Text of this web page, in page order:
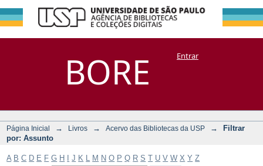
BORE
Filtrar por:
Assunto
DSpace/Manakin + CoriscoEntrar
Página Inicial → Livros → Acervo das Bibliotecas da USP →
Filtrar
por: Assunto
A B C D E F G H J K M N O P Q R S T U V W X Y Z